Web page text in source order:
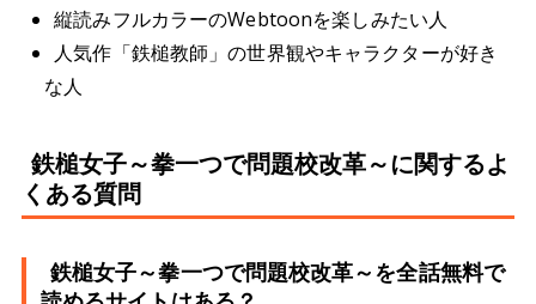
縦読みフルカラーのWebtoonを楽しみたい人
人気作「鉄槌教師」の世界観やキャラクターが好き
な人
鉄槌女子～拳一つで問題校改革～に関するよ
くある質問
鉄槌女子～拳一つで問題校改革～を全話無料で